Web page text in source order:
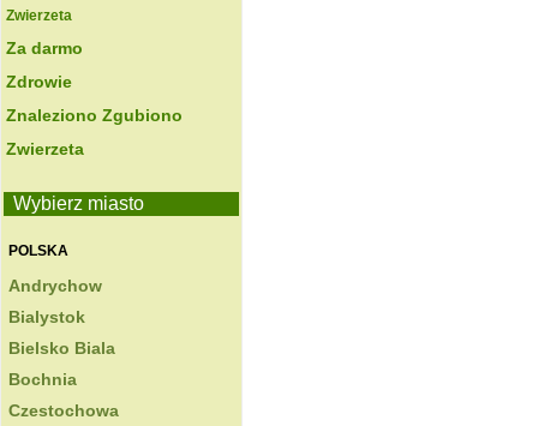
Zwierzeta
Za darmo
Zdrowie
Znaleziono Zgubiono
Zwierzeta
Wybierz miasto
POLSKA
Andrychow
Bialystok
Bielsko Biala
Bochnia
Czestochowa